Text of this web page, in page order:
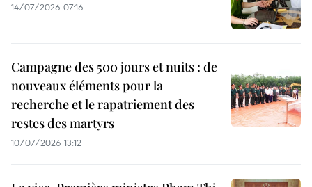
14/07/2026 07:16
Campagne des 500 jours et nuits : de
nouveaux éléments pour la
recherche et le rapatriement des
restes des martyrs
10/07/2026 13:12